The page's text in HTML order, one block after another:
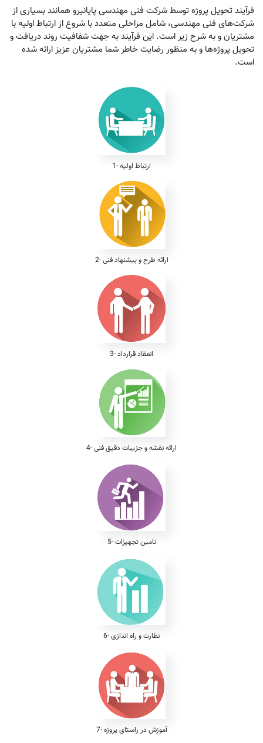
فرآیند تحویل پروژه توسط شرکت فنی مهندسی پایانیرو همانند بسیاری از
شرکت‌های فنی مهندسی، شامل مراحلی متعدد با شروع از ارتباط اولیه با
مشتریان و به شرح زیر است. این فرآیند به جهت شفافیت روند دریافت و
تحویل پروژه‌ها و به منظور رضایت خاطر شما مشتریان عزیز ارائه شده
است.
1- ارتباط اولیه
2- ارائه طرح و پیشنهاد فنی
3- انعقاد قرارداد
4- ارائه نقشه و جزییات دقیق فنی
5- تامین تجهیزات
6- نظارت و راه اندازی
7- آموزش در راستای پروژه